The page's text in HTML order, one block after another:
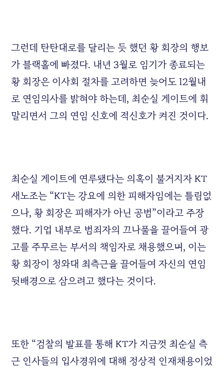
그런데 탄탄대로를 달리는 듯 했던 황 회장의 행보
가 블랙홀에 빠졌다. 내년 3월로 임기가 종료되는
황 회장은 이사회 절차를 고려하면 늦어도 12월내
로 연임의사를 밝혀야 하는데, 최순실 게이트에 휘
말리면서 그의 연임 신호에 적신호가 켜진 것이다.
최순실 게이트에 연루됐다는 의혹이 불거지자 KT
새노조는 “KT는 강요에 의한 피해자임에는 틀림없
으나, 황 회장은 피해자가 아닌 공범”이라고 주장
했다. 기업 내부로 범죄자의 끄나풀을 끌어들여 광
고를 주무르는 부서의 책임자로 채용했으며, 이는
황 회장이 청와대 최측근을 끌어들여 자신의 연임
뒷배경으로 삼으려고 했다는 것이다.
또한 “검찰의 발표를 통해 KT가 지금껏 최순실 측
근 인사들의 입사경위에 대해 정상적 인재채용이었